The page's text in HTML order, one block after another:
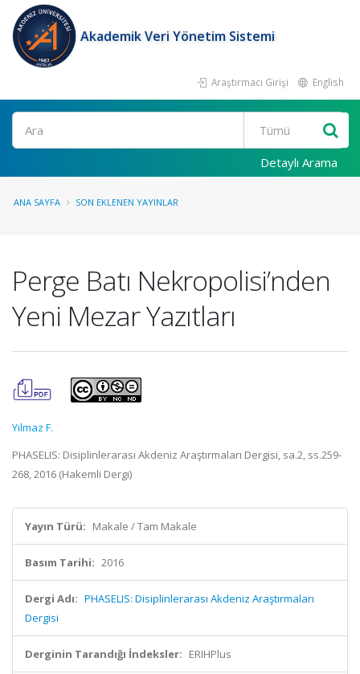
Akademik Veri Yönetim Sistemi
Araştırmacı Girişi English
Ara
Detaylı Arama
ANA SAYFA SON EKLENEN YAYINLAR
Perge Batı Nekropolisi’nden
Yeni Mezar Yazıtları
Yılmaz F.
PHASELIS: Disiplinlerarası Akdeniz Araştırmaları Dergisi, sa.2, ss.259-
268, 2016 (Hakemli Dergi)
Yayın Türü: Makale / Tam Makale
Basım Tarihi: 2016
Dergi Adı: PHASELIS: Disiplinlerarası Akdeniz Araştırmaları
Dergisi
Derginin Tarandığı İndeksler: ERIHPlus